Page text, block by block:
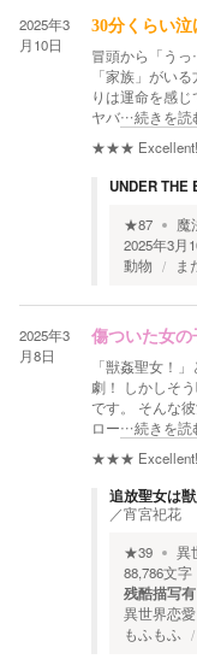
2025年3
月10日
30分くらい泣
冒頭から「う
「家族」がい
りは運命を感じ
ヤバ…続きを読
★★★
UNDER THE
★87 魔
2025年3月
動物
ま
2025年3
月8日
傷ついた女の
「獣姦聖女！
劇！ しかしそ
です。 そんな
ロー…続きを読
★★★
追放聖女は
／宵宮祀花
★39 異
88,786文字
残酷描写
異世界恋愛
もふもふ